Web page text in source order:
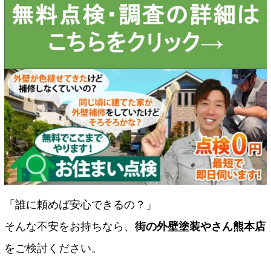
「誰に頼めば安心できるの？」
そんな不安をお持ちなら、 街の外壁塗装やさん熊本店
をご検討ください。